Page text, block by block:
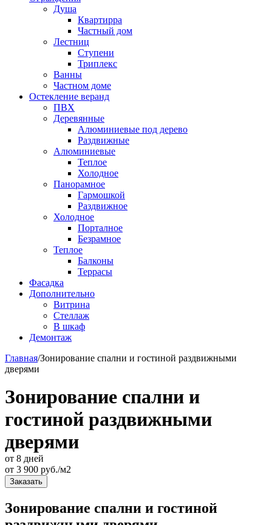
Душа
Квартирра
Частный дом
Лестниц
Ступени
Триплекс
Ванны
Частном доме
Остекление веранд
ПВХ
Деревянные
Алюминиевые под дерево
Раздвижные
Алюминиевые
Теплое
Холодное
Панорамное
Гармошкой
Раздвижное
Холодное
Порталное
Безрамное
Теплое
Балконы
Террасы
Фасадка
Дополнительно
Витрина
Стеллаж
В шкаф
Демонтаж
Главная/Зонирование спални и гостиной раздвижными
дверями
Зонирование спални и
гостиной раздвижными
дверями
от 8 дней
от 3 900 руб./м2
Заказать
Зонирование спални и гостиной